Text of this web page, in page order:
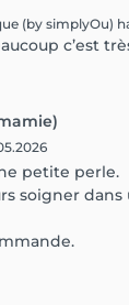
(by simplyOu)
c’est
petite perle.
soigner